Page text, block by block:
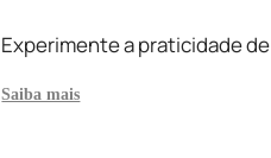
Experimente a praticidade
Saiba mais